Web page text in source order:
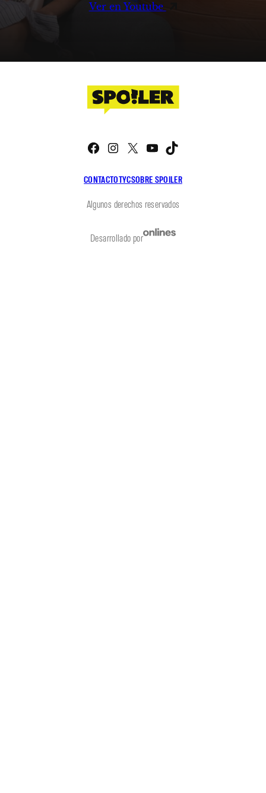
Ver en Youtube
CONTACTOTYCSOBRE SPOILER
Facebook
Instagram
X YouTube
Algunos derechos reservados
Desarrollado por